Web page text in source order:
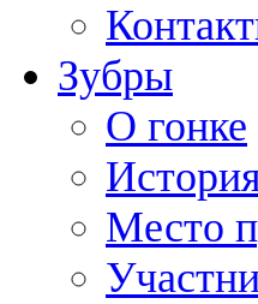
Зубры
О гонке
Место